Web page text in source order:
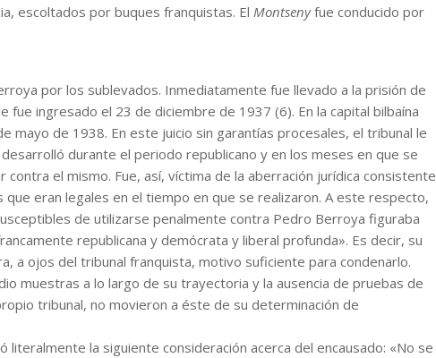
escoltados por buques franquistas. El Montsenyfue conducido por
por los sublevados. Inmediatamente fue llevado a la prisión de
fue ingresado el 23 de diciembre de 1937 (6). En la capital bilbaína
mayo de 1938. En este juicio sin garantías procesales, el tribunal le
durante el periodo republicano y en los meses en que se
el mismo. Fue, así, víctima de la aberración jurídica consistente
eran legales en el tiempo en que se realizaron. A este respecto,
de utilizarse penalmente contra Pedro Berroya figuraba
republicana y demócrata y liberal profunda». Es decir, su
a ojos del tribunal franquista, motivo suficiente para condenarlo.
muestras a lo largo de su trayectoria y la ausencia de pruebas de
tribunal, no movieron a éste de su determinación de
la siguiente consideración acerca del encausado: «No se